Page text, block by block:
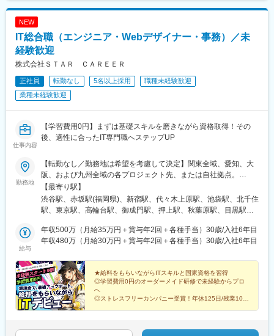
NEW
IT総合職（エンジニア・Webデザイナー・事務）／未
経験歓迎
株式会社ＳＴＡＲ ＣＡＲＥＥＲ
正社員 転勤なし 5名以上採用
職種未経験歓迎
業種未経験歓迎
仕事内容
【学習費用0円】まずは基礎スキルを磨きながら資格取得！その
後、適性に合ったIT専門職へステップUP
勤務地
【転勤なし／勤務地は希望を考慮して決定】関東全域、愛知、大
阪、および九州全域の各プロジェクト先、または自社拠点。
★U・Iターン支援あり！★ゆくゆくは【在宅・フルリモート】案
件に挑戦するチャンスもあります！《主な勤務先エリア》■関東エ
リア東京都、神奈川県、千葉県、埼玉県、茨城県、栃木県、群馬
佐賀県、長崎県、熊本県、大分県、宮崎県、鹿児島県〈本社〉〒
150-0002東京都渋谷区渋谷2丁目15-1 渋谷クロスタワー 25F〈福
７F★配属先勤務地例は下記一覧をご確認ください。＼ご自宅最寄
り駅を考慮し下記以外もご相談可能です。／◎受動喫煙対策 ：あ
り／屋内全面禁煙
【最寄り駅】
渋谷駅、赤坂駅(福岡県)、新宿駅、代々木上原駅、池袋駅、北千住
駅、東京駅、高輪台駅、御成門駅、押上駅、秋葉原駅、目黒駅、
京都)、大門駅(東京都)、有楽町駅、井の頭公園駅、西日暮里駅(舎
人ライナー)、五反田駅、田町駅(東京都)、中目黒駅、日暮里駅(舎
駅、国分寺駅、立川駅、飯田橋駅、市ケ谷駅、小竹向原駅、二子
玉川駅、四ツ谷駅、自由が丘駅、新木場駅、森下駅(東京都)、九段
下駅、三軒茶屋駅、荻窪駅、春日駅(東京都)、日本橋駅(東京都)、
下北沢駅、神田駅(東京都)、横浜駅、武蔵小杉駅、日吉駅(神奈川
県)、溝の口駅、川崎駅、藤沢駅、長津田駅、新横浜駅、向ケ丘遊
駅、橋本駅(神奈川県)、上大岡駅、中央林間駅、あざみ野駅、桜木
給与
年収500万（月給35万円＋賞与年2回＋各種手当）30歳/入社6年目
年収480万（月給30万円＋賞与年2回＋各種手当）30歳/入社6年目
★給料をもらいながらITスキルと国家資格を習得
◎学習費用0円のオーダーメイド研修で未経験からプロ
へ
◎ストレスフリーカンパニー受賞！年休125日/残業10h